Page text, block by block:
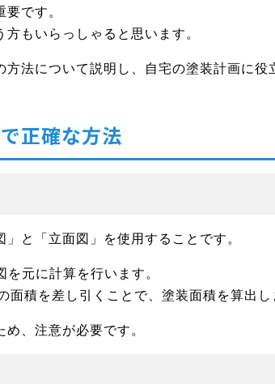
です。
もいらっしゃると思います。
法について説明し、自宅の塗装計画に役
正確な方法
と「立面図」を使用することです。
元に計算を行います。
面積を差し引くことで、塗装面積を算出
、注意が必要です。